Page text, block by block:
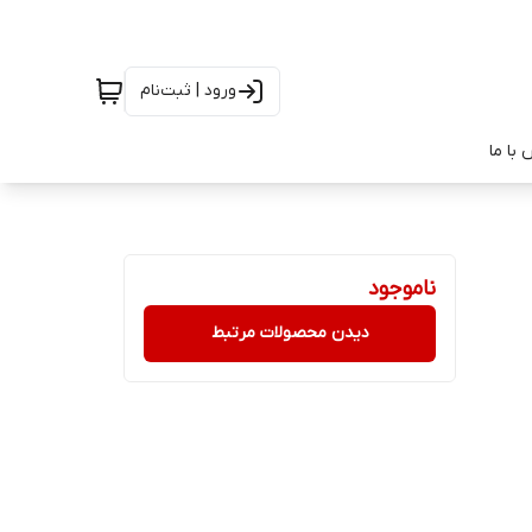
ورود | ثبت‌نام
با ما
ناموجود
دیدن محصولات مرتبط